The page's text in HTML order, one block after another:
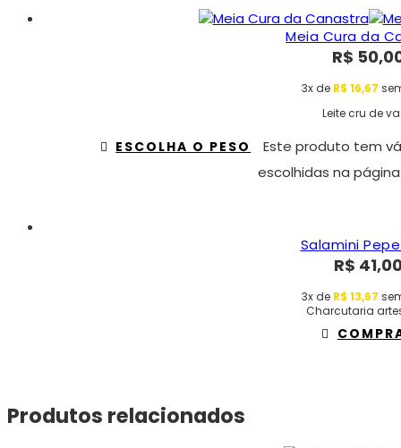
Meia Cura da
R$
3x de R$ 16,67
Leite cru de
ESCOLHA O PESO
Este produto tem
escolhidas na
Salamini
R$
3x de R$ 13,67
Charcutaria
Produtos relacionados